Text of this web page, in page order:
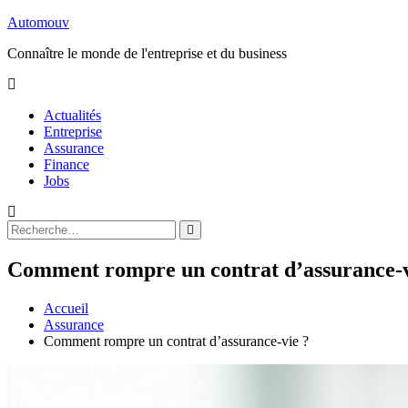
Aller
contenu
Automouv
Connaître le monde de l'entreprise et du business
Actualités
Entreprise
Assurance
Finance
Jobs
Rechercher
:
Rechercher
Comment rompre un contrat d’assurance-
Accueil
Assurance
Comment rompre un contrat d’assurance-vie ?